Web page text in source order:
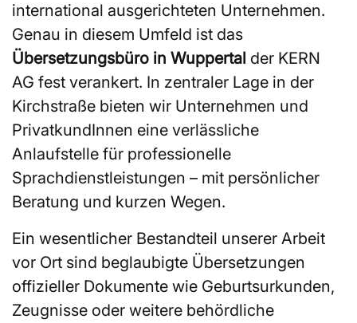
international ausgerichteten Unternehmen.
Genau in diesem Umfeld ist das
Übersetzungsbüro in Wuppertal der KERN
AG fest verankert. In zentraler Lage in der
Kirchstraße bieten wir Unternehmen und
PrivatkundInnen eine verlässliche
Anlaufstelle für professionelle
Sprachdienstleistungen – mit persönlicher
Beratung und kurzen Wegen.
Ein wesentlicher Bestandteil unserer Arbeit
vor Ort sind beglaubigte Übersetzungen
offizieller Dokumente wie Geburtsurkunden,
Zeugnisse oder weitere behördliche